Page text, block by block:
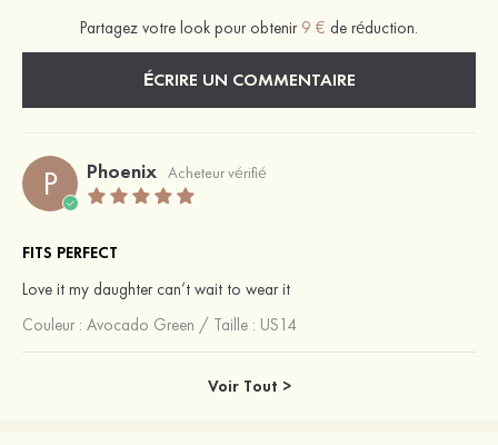
Partagez votre look pour obtenir 9 € de réduction.
ÉCRIRE UN COMMENTAIRE
P Phoenix Acheteur vérifié
FITS PERFECT
Love it my daughter can’t wait to wear it
Couleur : Avocado Green / Taille : US14
Voir Tout >